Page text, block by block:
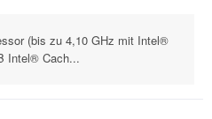
(bis zu 4,10 GHz mit Intel®
Intel® Cach...